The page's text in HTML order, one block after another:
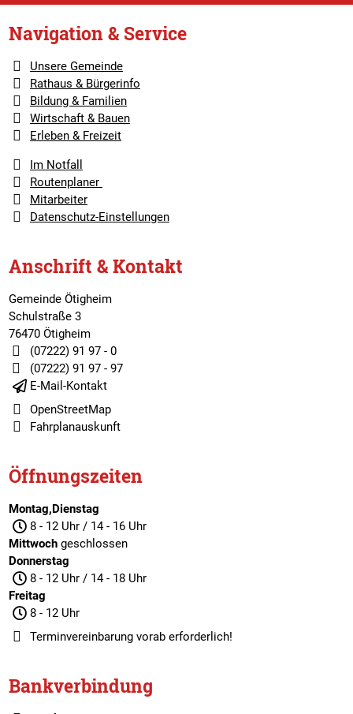
Navigation & Service
Unsere Gemeinde
Rathaus & Bürgerinfo
Bildung & Familien
Wirtschaft & Bauen
Erleben & Freizeit
Im Notfall
Routenplaner
Mitarbeiter
Datenschutz-Einstellungen
Anschrift & Kontakt
Gemeinde Ötigheim
Schulstraße 3
76470 Ötigheim
(07222) 91 97 - 0
(07222) 91 97 - 97
E-Mail-Kontakt
OpenStreetMap
Fahrplanauskunft
Öffnungszeiten
Montag,Dienstag
8 - 12 Uhr / 14 - 16 Uhr
Mittwochgeschlossen
Donnerstag
8 - 12 Uhr / 14 - 18 Uhr
Freitag
8 - 12 Uhr
Terminvereinbarungvorab erforderlich!
Bankverbindung